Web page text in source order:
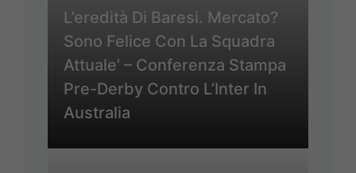
L’eredità Di Baresi. Mercato?
Sono Felice Con La Squadra
Attuale’ – Conferenza Stampa
Pre-Derby Contro L’Inter In
Australia